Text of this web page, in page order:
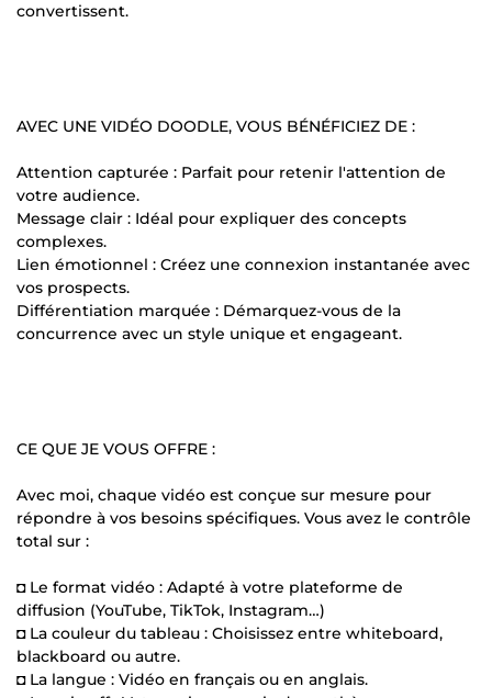
convertissent.
AVEC UNE VIDÉO DOODLE, VOUS BÉNÉFICIEZ DE :
Attention capturée : Parfait pour retenir l'attention de
votre audience.
Message clair : Idéal pour expliquer des concepts
complexes.
Lien émotionnel : Créez une connexion instantanée avec
vos prospects.
Différentiation marquée : Démarquez-vous de la
concurrence avec un style unique et engageant.
CE QUE JE VOUS OFFRE :
Avec moi, chaque vidéo est conçue sur mesure pour
répondre à vos besoins spécifiques. Vous avez le contrôle
total sur :
◘ Le format vidéo : Adapté à votre plateforme de
diffusion (YouTube, TikTok, Instagram…)
◘ La couleur du tableau : Choisissez entre whiteboard,
blackboard ou autre.
◘ La langue : Vidéo en français ou en anglais.